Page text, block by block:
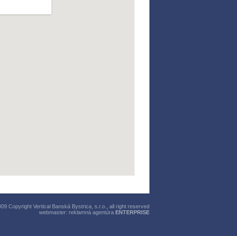
Copyright Vertical Banská Bystrica, s.r.o., all right reserved
webmaster: reklamná agentúra ENTERPRISE